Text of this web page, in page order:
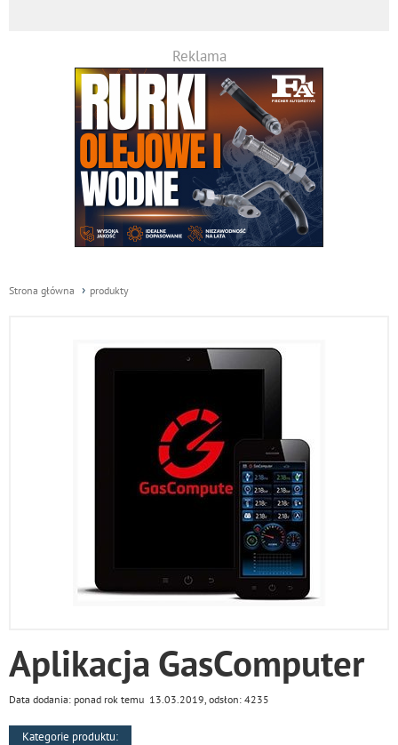
Reklama
Strona główna produkty
Aplikacja GasComputer
Data dodania: ponad rok temu 13.03.2019, odsłon: 4235
Kategorie produktu: